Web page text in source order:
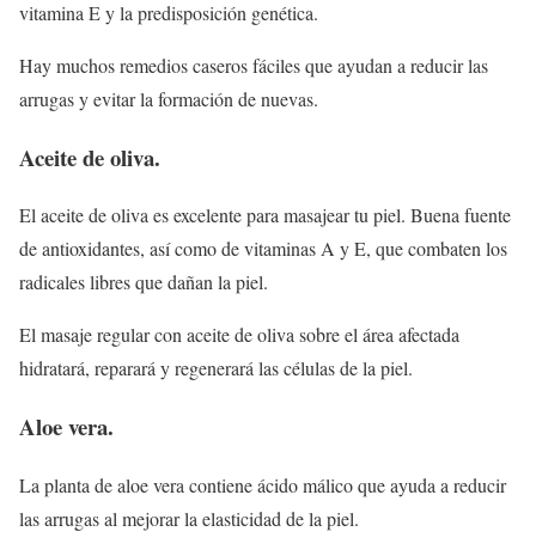
vitamina E y la predisposición genética.
Hay muchos remedios caseros fáciles que ayudan a reducir las
arrugas y evitar la formación de nuevas.
Aceite de oliva.
El aceite de oliva es excelente para masajear tu piel. Buena fuente
de antioxidantes, así como de vitaminas A y E, que combaten los
radicales libres que dañan la piel.
El masaje regular con aceite de oliva sobre el área afectada
hidratará, reparará y regenerará las células de la piel.
Aloe vera.
La planta de aloe vera contiene ácido málico que ayuda a reducir
las arrugas al mejorar la elasticidad de la piel.